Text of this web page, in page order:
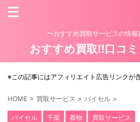
〜おすすめ買取サービスの情報
おすすめ買取!!口コ
※この記事にはアフィリエイト広告リンクが
HOME > 買取サービス > バイセル >
バイセル 千葉 着物 買取サービス